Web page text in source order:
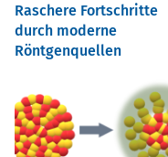
Raschere Fortschritte
durch moderne
Röntgenquellen